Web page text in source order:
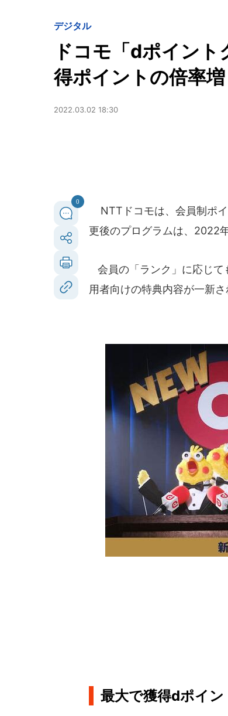
デジタル
ドコモ「dポイン
得ポイントの倍率増
2022.03.02 18:30
0
NTTドコモは、会員制ポ
更後のプログラムは、2022
会員の「ランク」に応じて
用者向けの特典内容が一新さ
最大で獲得dポイ